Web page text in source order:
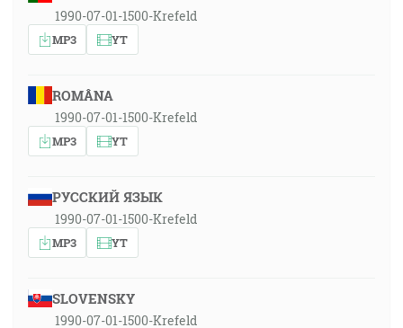
1990-07-01-1500-Krefeld
MP3 YT
ROMÂNA
1990-07-01-1500-Krefeld
MP3 YT
РУССКИЙ ЯЗЫК
1990-07-01-1500-Krefeld
MP3 YT
SLOVENSKY
1990-07-01-1500-Krefeld